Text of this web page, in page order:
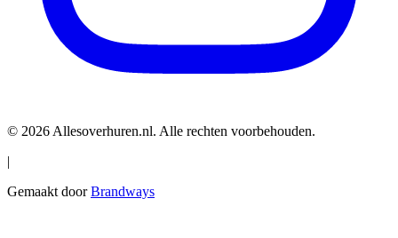
© 2026 Allesoverhuren.nl. Alle rechten voorbehouden.
|
Gemaakt doorBrandways